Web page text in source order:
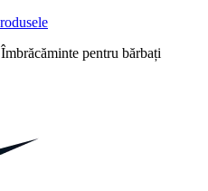
Îmbrăcăminte pentru bărbați